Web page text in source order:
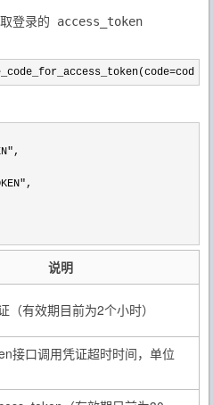
登录的 access_token
说明
（有效期目前为2个小时）
接口调用凭证超时时间，单位